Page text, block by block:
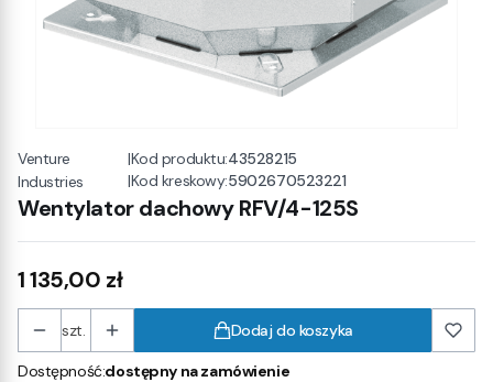
Venture
Industries
|Kod produktu:43528215
|Kod kreskowy:5902670523221
Wentylator dachowy RFV/4-125S
Cena
1 135,00 zł
szt. Dodaj do koszyka
Dostępność:dostępny na zamówienie